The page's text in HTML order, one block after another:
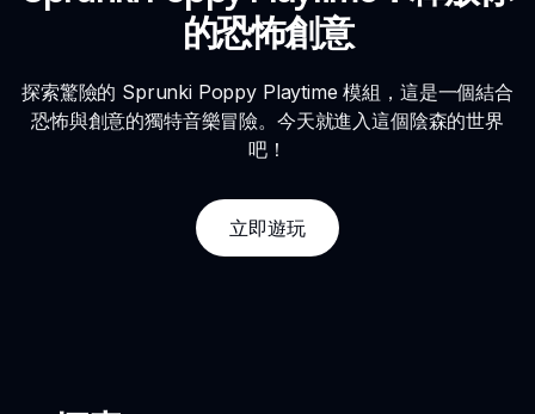
的恐怖創意
探索驚險的 Sprunki Poppy Playtime 模組，這是一個結合
恐怖與創意的獨特音樂冒險。今天就進入這個陰森的世界
吧！
立即遊玩